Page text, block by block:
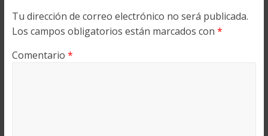
Tu dirección de correo electrónico no será publicada.
Los campos obligatorios están marcados con *
Comentario *